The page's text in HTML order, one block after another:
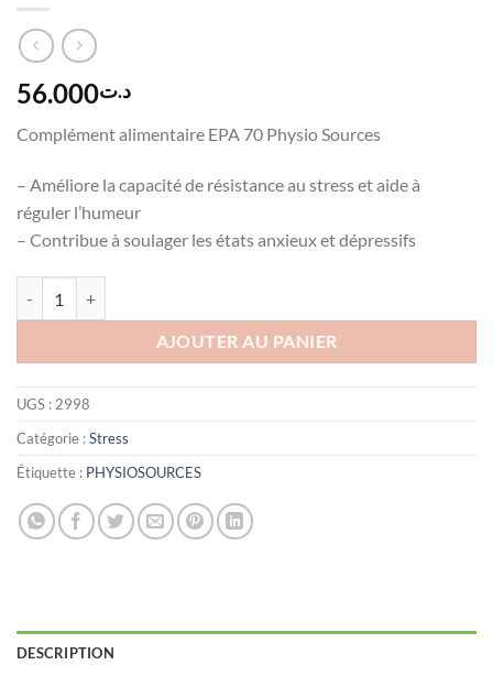
د.ت56.000
Complément alimentaire EPA 70 Physio Sources
– Améliore la capacité de résistance au stress et aide à
réguler l’humeur
– Contribue à soulager les états anxieux et dépressifs
AJOUTER AU PANIER
UGS : 2998
Catégorie :Stress
Étiquette : PHYSIOSOURCES
DESCRIPTION